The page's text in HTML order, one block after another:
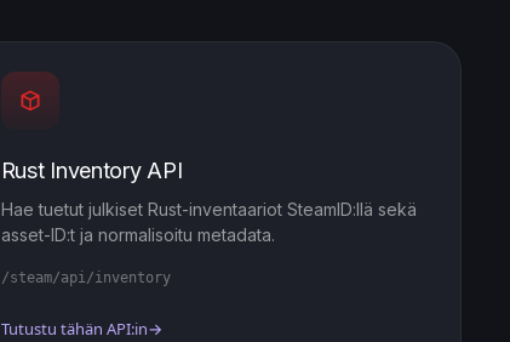
Rust Inventory API
Hae tuetut julkiset Rust-inventaariot SteamID:llä sekä
asset-ID:t ja normalisoitu metadata.
/steam/api/inventory
Tutustu tähän API:in→